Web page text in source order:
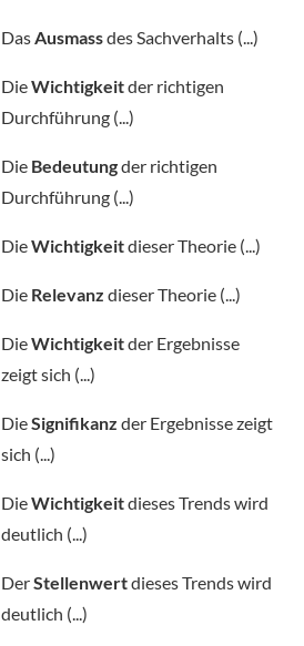
DasAusmassdes Sachverhalts (...)
DieWichtigkeitder richtigen
Durchführung (...)
Die Bedeutungder richtigen
Durchführung (...)
DieWichtigkeitdieser Theorie (...)
Die Relevanz dieser Theorie (...)
DieWichtigkeitder Ergebnisse
zeigt sich (...)
DieSignifikanz der Ergebnisse zeigt
sich (...)
DieWichtigkeitdieses Trends wird
deutlich (...)
DerStellenwertdieses Trends wird
deutlich (...)